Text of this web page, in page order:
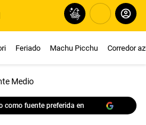
Feriado Machu Picchu Corredor
Medio
como fuente preferida en